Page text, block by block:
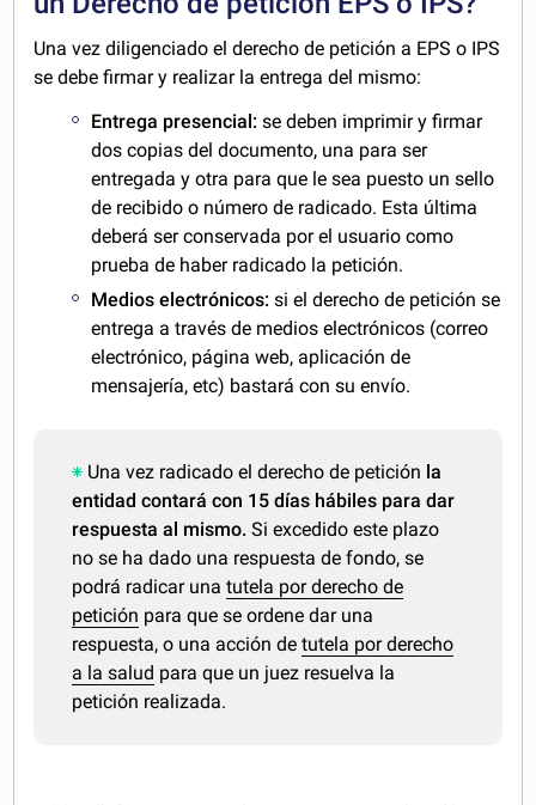
Una vez diligenciado el derecho de petición a EPS o IPS
se debe firmar y realizar la entrega del mismo:
Entrega presencial:se deben imprimir y firmar
dos copias del documento, una para ser
entregada y otra para que le sea puesto un sello
de recibido o número de radicado. Esta última
deberá ser conservada por el usuario como
prueba de haber radicado la petición.
Medios electrónicos:si el derecho de petición se
entrega a través de medios electrónicos (correo
electrónico, página web, aplicación de
mensajería, etc) bastará con su envío.
Una vez radicado el derecho de petición la
entidad contará con 15 días hábiles para dar
respuesta al mismo. Si excedido este plazo
no se ha dado una respuesta de fondo, se
podrá radicar unatutela por derecho de
petición para que se ordene dar una
respuesta, o una acción detutela por derecho
a la salud para que un juez resuelva la
petición realizada.